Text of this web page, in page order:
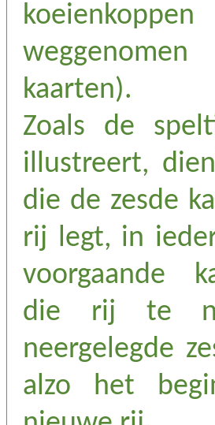
kaarten).
Zoals de
illustreert,
die de zesde
rij legt, in
voorgaande
die rij te
neergelegde
alzo het